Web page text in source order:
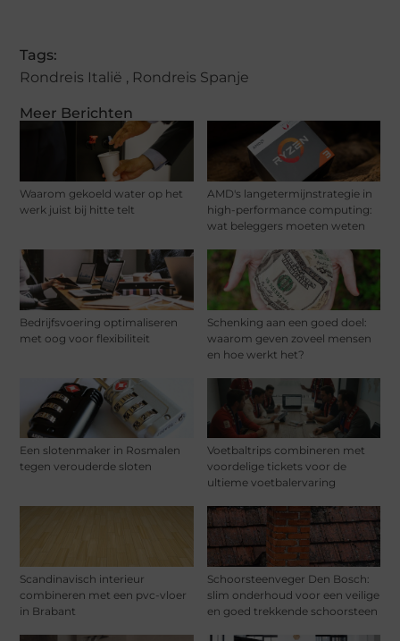
Meer Berichten
Waarom gekoeld water op het
werk juist bij hitte telt
AMD's langetermijnstrategie in
high-performance computing:
wat beleggers moeten weten
Bedrijfsvoering optimaliseren
met oog voor flexibiliteit
Schenking aan een goed doel:
waarom geven zoveel mensen
en hoe werkt het?
Een slotenmaker in Rosmalen
tegen verouderde sloten
Voetbaltrips combineren met
voordelige tickets voor de
ultieme voetbalervaring
Scandinavisch interieur
combineren met een pvc-vloer
in Brabant
Schoorsteenveger Den Bosch:
slim onderhoud voor een veilige
en goed trekkende schoorsteen
Tags:
Rondreis Italië , Rondreis Spanje